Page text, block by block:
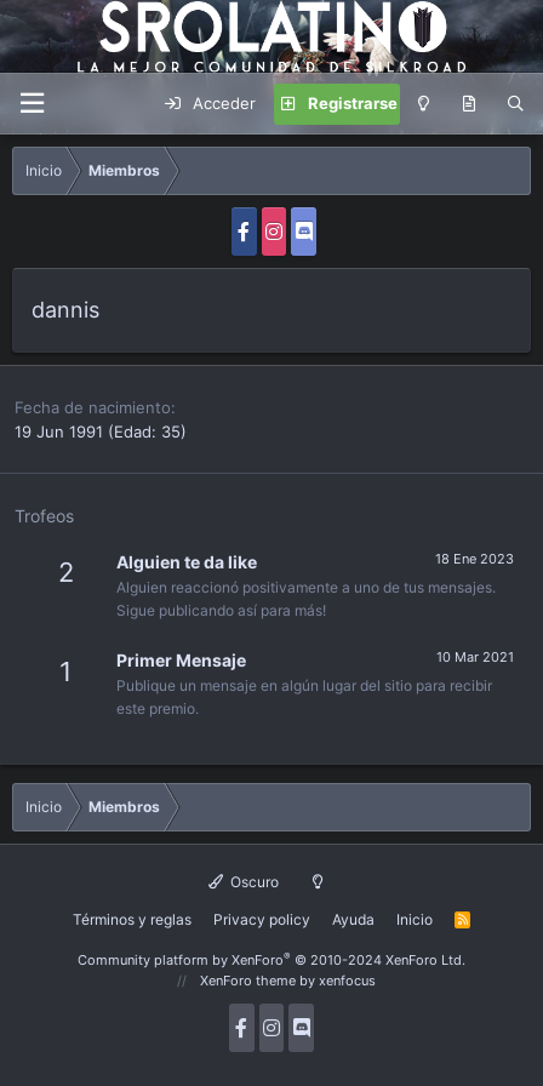
Acceder Registrarse
Inicio Miembros
dannis
Fecha de nacimiento
19 Jun 1991 (Edad: 35)
Trofeos
2 18 Ene 2023
Alguien te da like
Alguien reaccionó positivamente a uno de tus mensajes.
Sigue publicando así para más!
1 10 Mar 2021
Primer Mensaje
Publique un mensaje en algún lugar del sitio para recibir
este premio.
Inicio Miembros
Oscuro
Términos y reglas Privacy policy Ayuda Inicio
R
Community platform by XenForo® © 2010-2024 XenForo Ltd.
XenForo theme by xenfocus